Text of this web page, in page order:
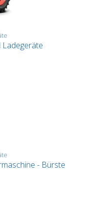
Ladegeräte
- Bürste